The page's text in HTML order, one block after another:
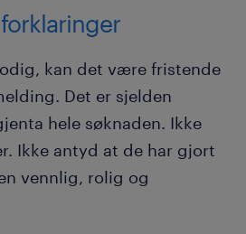
kan det være fristende
Det er sjelden
hele søknaden. Ikke
Ikke antyd at de har gjort
vennlig, rolig og